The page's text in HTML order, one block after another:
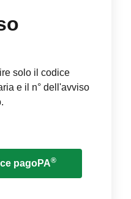
solo il codice
e il n° dell'avviso
pagoPA®